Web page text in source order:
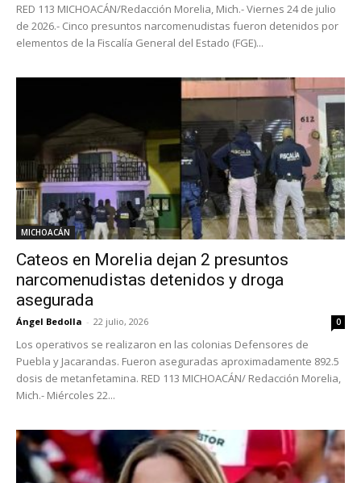
RED 113 MICHOACÁN/Redacción Morelia, Mich.- Viernes 24 de julio
de 2026.- Cinco presuntos narcomenudistas fueron detenidos por
elementos de la Fiscalía General del Estado (FGE)...
MICHOACÁN
Cateos en Morelia dejan 2 presuntos
narcomenudistas detenidos y droga
asegurada
Ángel Bedolla - 22 julio, 2026 0
Los operativos se realizaron en las colonias Defensores de
Puebla y Jacarandas. Fueron aseguradas aproximadamente 892.5
dosis de metanfetamina. RED 113 MICHOACÁN/ Redacción Morelia,
Mich.- Miércoles 22...